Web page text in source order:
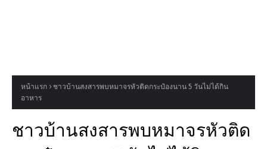
หน้าแรก
ชาวบ้านสงสารพบหมาจรหัวติดกระป๋องนาน 5 วันไม่ได้กิน
อาหาร
ชาวบ้านสงสารพบหมาจรหัวติด